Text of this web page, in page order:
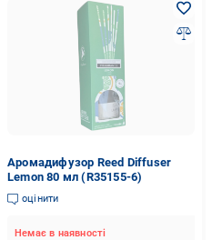
Аромадифузор Reed Diffuser
Lemon 80 мл (R35155-6)
оцінити
Немає в наявності